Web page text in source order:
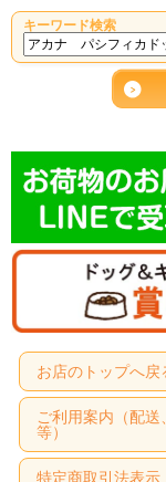
キーワード検索
お店のトップへ戻
ご利用案内（配
等）
特定商取引法表示